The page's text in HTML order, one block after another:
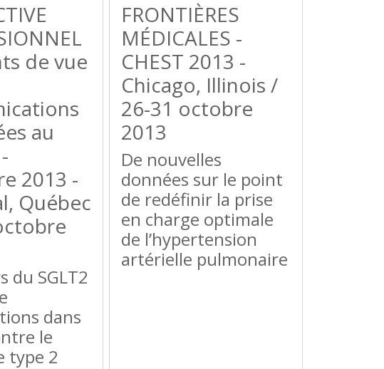
de vue
au
2013 -
Québec
du SGLT2
dans
le
type 2
FRONTIÈRES
MÉDICALES -
CHEST 2013 -
Chicago, Illinois /
26-31 octobre
2013
De nouvelles
données sur le point
de redéfinir la prise
en charge optimale
de l’hypertension
artérielle pulmonaire